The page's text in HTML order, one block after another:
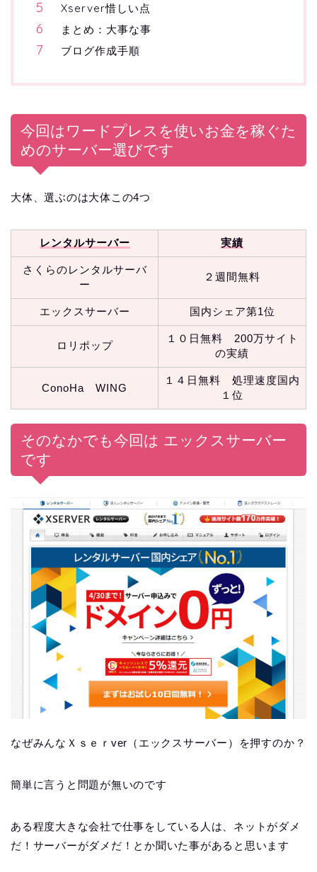
Xserver惜しい点
まとめ：大事な事
ブログ作成手順
今回はワードプレスを使いお金を稼ぐた
めのサーバー選びです
大体、選ぶのは大体この4つ
レンタルサーバー 実績
さくらのレンタルサーバ
ー
２週間無料
エックスサーバー 国内シェア第1位
ロリポップ
１０日無料 200万サイト
の実績
ConoHa WING
１４日無料 処理速度国内
１位
そのなかでも今回は エックスサーバー
です
なぜみんなＸｓｅｒver（エックスサーバー）を押すのか？
簡単に言うと問題が無いのです
ある程度大きな会社で仕事をしている人は、ネットがダメ
だ！サーバーがダメだ！とか聞いた事があると思います